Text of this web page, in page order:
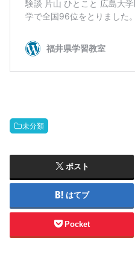
未分類
ポスト
はてブ
Pocket